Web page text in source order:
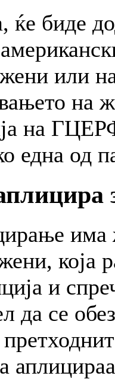
ќе биде
или
на
на
една од
има
која
и
се